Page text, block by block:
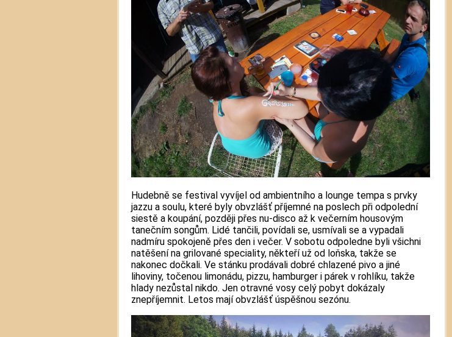
Hudebně se festival vyvíjel od ambientního a lounge tempa s prvky
jazzu a soulu, které byly obvzlášť příjemné na poslech při odpolední
siestě a koupání, později přes nu-disco až k večerním housovým
tanečním songům. Lidé tančili, povídali se, usmívali se a vypadali
nadmíru spokojeně přes den i večer. V sobotu odpoledne byli všichni
natěšení na grilované speciality, někteří už od loňska, takže se
nakonec dočkali. Ve stánku prodávali dobré chlazené pivo a jiné
lihoviny, točenou limonádu, pizzu, hamburger i párek v rohlíku, takže
hlady nezůstal nikdo. Jen otravné vosy celý pobyt dokázaly
znepříjemnit. Letos mají obvzlášť úspěšnou sezónu.